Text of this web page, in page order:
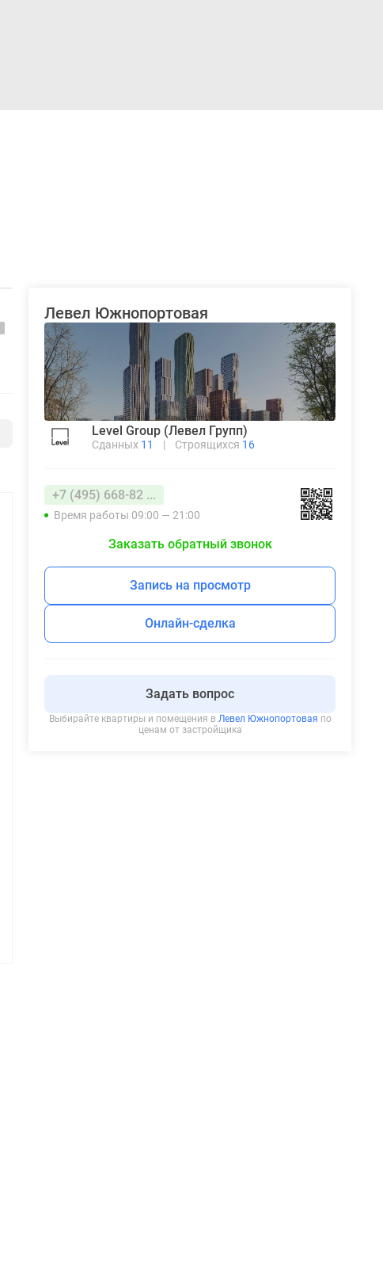
Левел Южнопортовая
Level Group (Левел Групп)
Сданных 11 | Строящихся 16
+7 (495) 668-82 ...
Время работы 09:00 — 21:00
Заказать обратный звонок
Запись на просмотр
Онлайн-сделка
Задать вопрос
Выбирайте квартиры и помещения в Левел Южнопортовая по
ценам от застройщика